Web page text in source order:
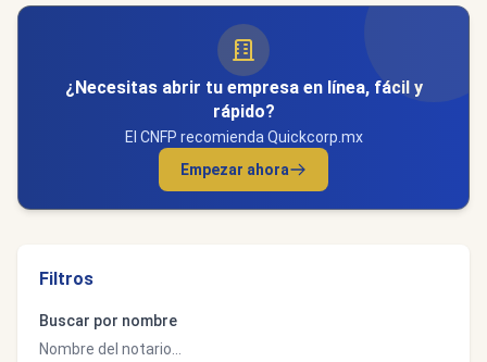
¿Necesitas abrir tu empresa en línea, fácil y
rápido?
El CNFP recomienda Quickcorp.mx
Empezar ahora
Filtros
Buscar por nombre